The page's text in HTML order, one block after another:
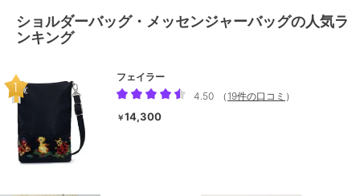
ショルダーバッグ・メッセンジャーバッグの人気ラ
ンキング
フェイラー
4.50
（ 19件の口コミ ）
￥14,300